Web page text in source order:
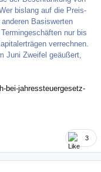
bislang auf die Preis­
Basiswerten
nur bis
verrechnen.
Juni Zweifel geäußert,
bei-jahressteuergesetz-
3